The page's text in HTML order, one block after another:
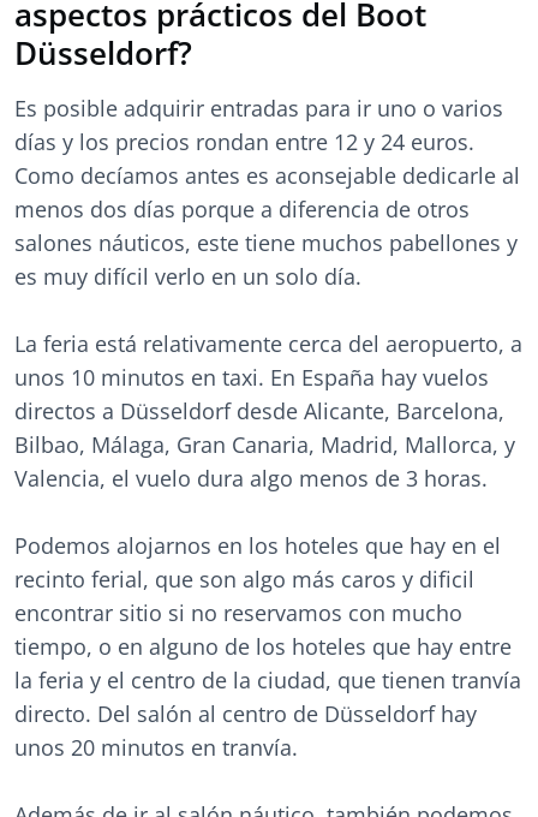
aspectos prácticos del Boot
Düsseldorf?
Es posible adquirir entradas para ir uno o varios
días y los precios rondan entre 12 y 24 euros.
Como decíamos antes es aconsejable dedicarle al
menos dos días porque a diferencia de otros
salones náuticos, este tiene muchos pabellones y
es muy difícil verlo en un solo día.
La feria está relativamente cerca del aeropuerto, a
unos 10 minutos en taxi. En España hay vuelos
directos a Düsseldorf desde Alicante, Barcelona,
Bilbao, Málaga, Gran Canaria, Madrid, Mallorca, y
Valencia, el vuelo dura algo menos de 3 horas.
Podemos alojarnos en los hoteles que hay en el
recinto ferial, que son algo más caros y dificil
encontrar sitio si no reservamos con mucho
tiempo, o en alguno de los hoteles que hay entre
la feria y el centro de la ciudad, que tienen tranvía
directo. Del salón al centro de Düsseldorf hay
unos 20 minutos en tranvía.